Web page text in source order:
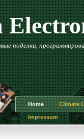
поделки,
Home Climate
Impressum